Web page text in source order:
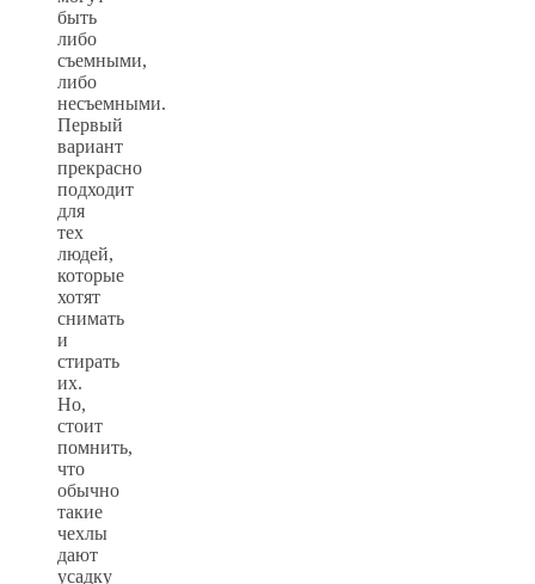
быть
либо
съемными,
либо
несъемными.
Первый
вариант
прекрасно
подходит
для
тех
людей,
которые
хотят
снимать
и
стирать
их.
Но,
стоит
помнить,
что
обычно
такие
чехлы
дают
усадку